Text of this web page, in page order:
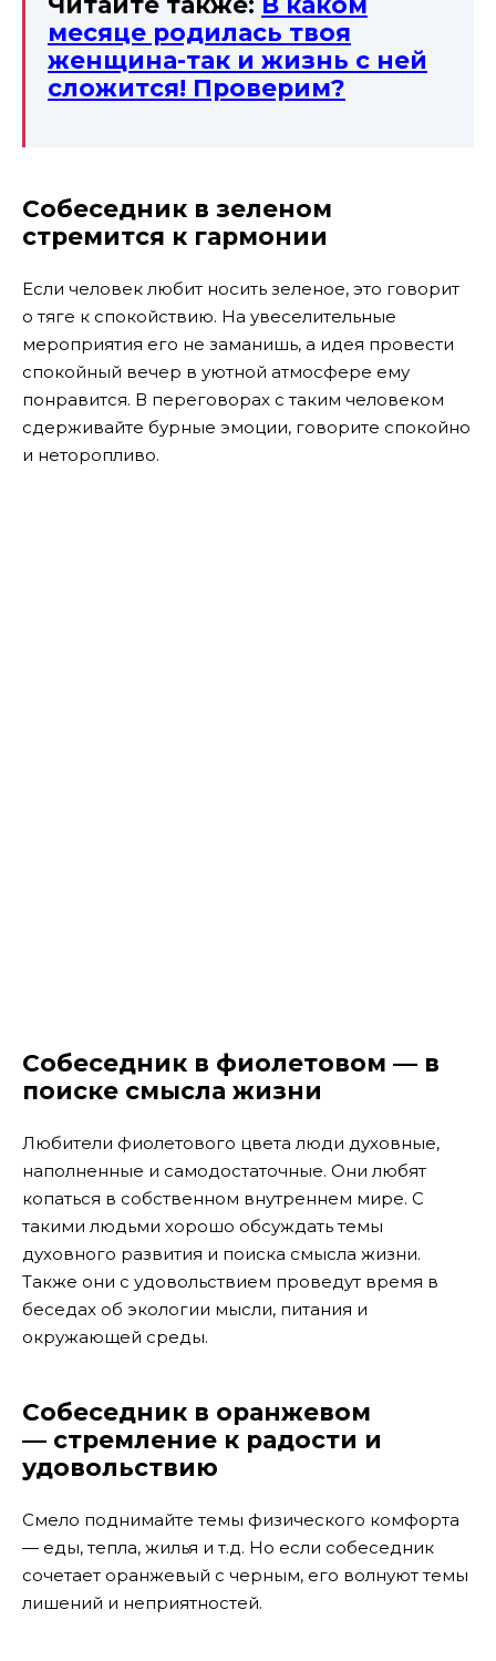
месяце родилась твоя
женщина-так и жизнь с ней
сложится! Проверим?
Собеседник в зеленом
стремится к гармонии
Если человек любит носить зеленое, это говорит
о тяге к спокойствию. На увеселительные
мероприятия его не заманишь, а идея провести
спокойный вечер в уютной атмосфере ему
понравится. В переговорах с таким человеком
сдерживайте бурные эмоции, говорите спокойно
и неторопливо.
Собеседник в фиолетовом — в
поиске смысла жизни
Любители фиолетового цвета люди духовные,
наполненные и самодостаточные. Они любят
копаться в собственном внутреннем мире. С
такими людьми хорошо обсуждать темы
духовного развития и поиска смысла жизни.
Также они с удовольствием проведут время в
беседах об экологии мысли, питания и
окружающей среды.
Собеседник в оранжевом
— стремление к радости и
удовольствию
Смело поднимайте темы физического комфорта
— еды, тепла, жилья и т.д. Но если собеседник
сочетает оранжевый с черным, его волнуют темы
лишений и неприятностей.